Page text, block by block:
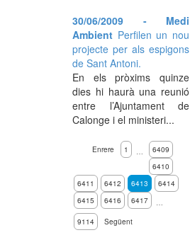
30/06/2009 - Medi
Ambient Perfilen un nou
projecte per als espigons
de Sant Antoni.
En els pròxims quinze
dies hi haurà una reunió
entre l’Ajuntament de
Calonge i el ministeri...
Enrere 1 …
6409
6410
6411
6412 6413
6414
6415
6416 6417
…
9114
Següent